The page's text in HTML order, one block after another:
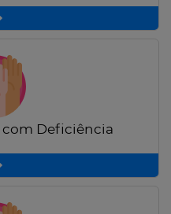
com Deficiência